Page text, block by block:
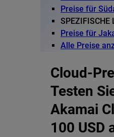
Preise für
SPEZIFISCHE
Preise für
Alle Preise
Cloud-
Testen
Akamai
100 USD